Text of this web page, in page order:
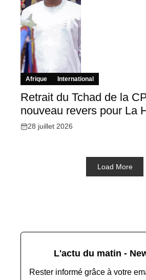
Afrique International
Retrait du Tchad de la
nouveau revers pour La
28 juillet 2026
Load More
L'actu du matin -
Rester informé grâce à votre